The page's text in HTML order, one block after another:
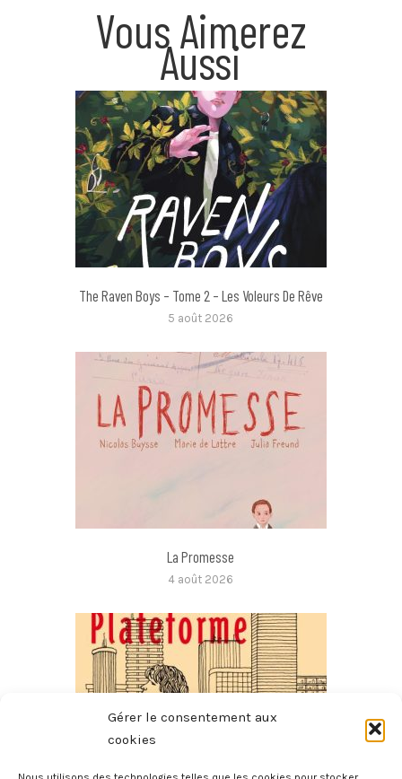
Gérer le consentement aux
cookies
Vous Aimerez
Aussi
The Raven Boys – Tome 2 – Les Voleurs De Rêve
5 août 2026
La Promesse
4 août 2026